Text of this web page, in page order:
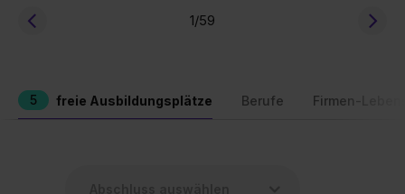
1/59
5 freie Ausbildungsplätze Berufe Firmen-